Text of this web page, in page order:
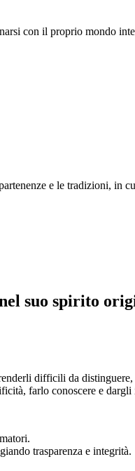
con il proprio mondo
e le tradizioni, in
suo spirito
difficili da
farlo conoscere e dargli
trasparenza e integrità.